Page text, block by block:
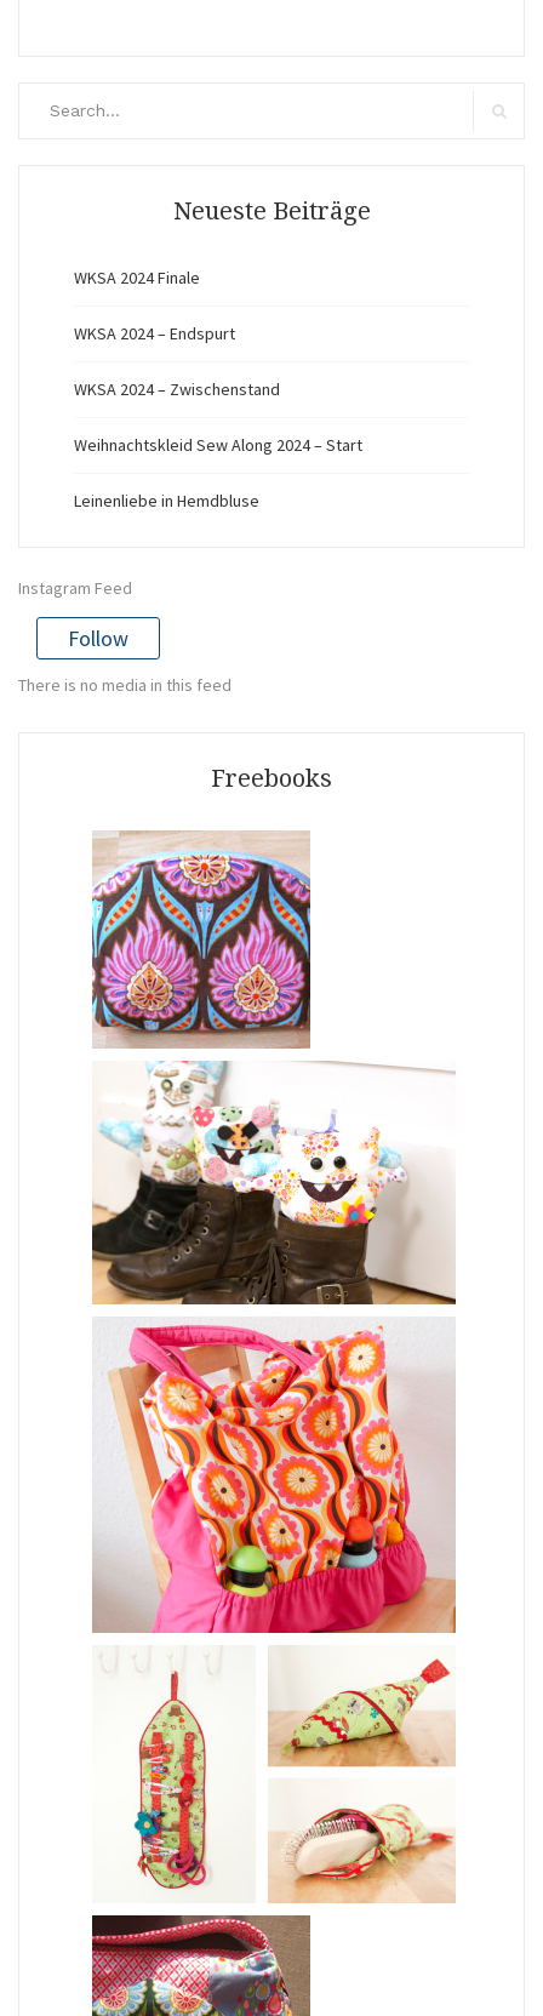
Neueste Beiträge
WKSA 2024 Finale
WKSA 2024 – Endspurt
WKSA 2024 – Zwischenstand
Weihnachtskleid Sew Along 2024 – Start
Leinenliebe in Hemdbluse
Instagram Feed
Follow
There is no media in this feed
Freebooks